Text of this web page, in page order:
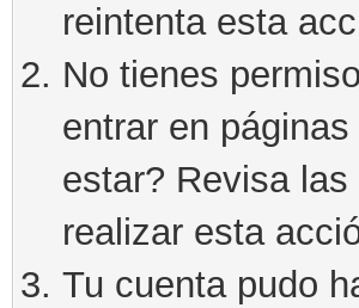
reintenta esta
No tienes
entrar en
estar? Revisa
realizar esta
Tu cuenta pudo